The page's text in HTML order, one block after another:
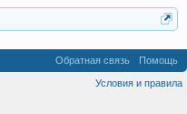
Обратная связь Помощь
Условия и правила